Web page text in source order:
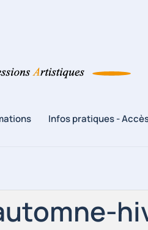
Infos pratiques -